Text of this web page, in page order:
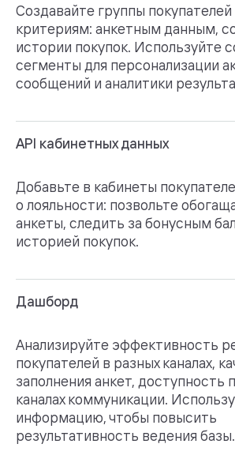
Создавайте группы
критериям: анкетным данным,
истории покупок. Используйте
сегменты для персонализации
сообщений и аналитики
API кабинетных данных
Добавьте в кабинеты
о лояльности: позвольте
анкеты, следить за бонусным
историей покупок.
Дашборд
Анализируйте эффективность
покупателей в разных каналах,
заполнения анкет, доступность
каналах коммуникации.
информацию, чтобы повысить
результативность ведения базы.